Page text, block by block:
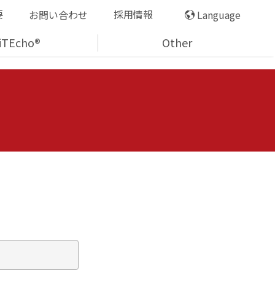
お問い合わせ 採用情報 Language
iTEcho® Other